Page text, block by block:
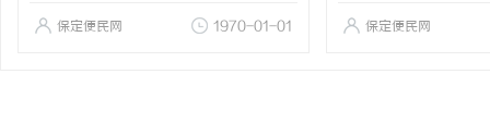
保定便民网 1970-01-01 保定便民网